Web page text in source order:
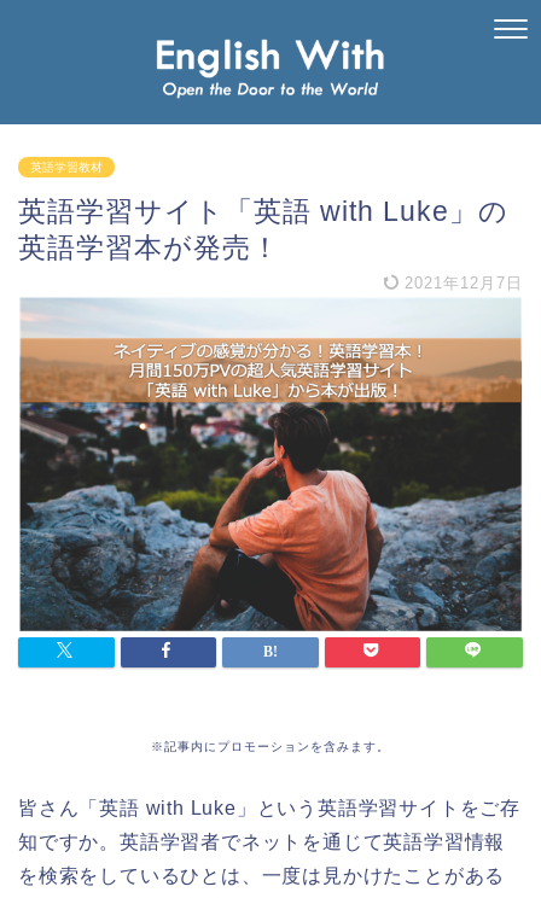
英語学習教材
英語学習サイト「英語 with Luke」の
英語学習本が発売！
2021年12月7日
※記事内にプロモーションを含みます。
皆さん「英語 with Luke」という英語学習サイトをご存
知ですか。英語学習者でネットを通じて英語学習情報
を検索をしているひとは、一度は見かけたことがある